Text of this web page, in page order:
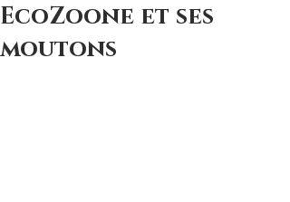
EcoZoone et ses
moutons